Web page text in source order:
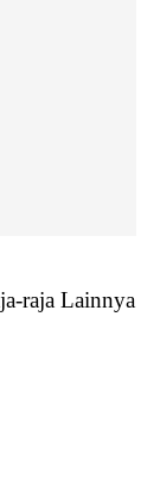
raja Lainnya